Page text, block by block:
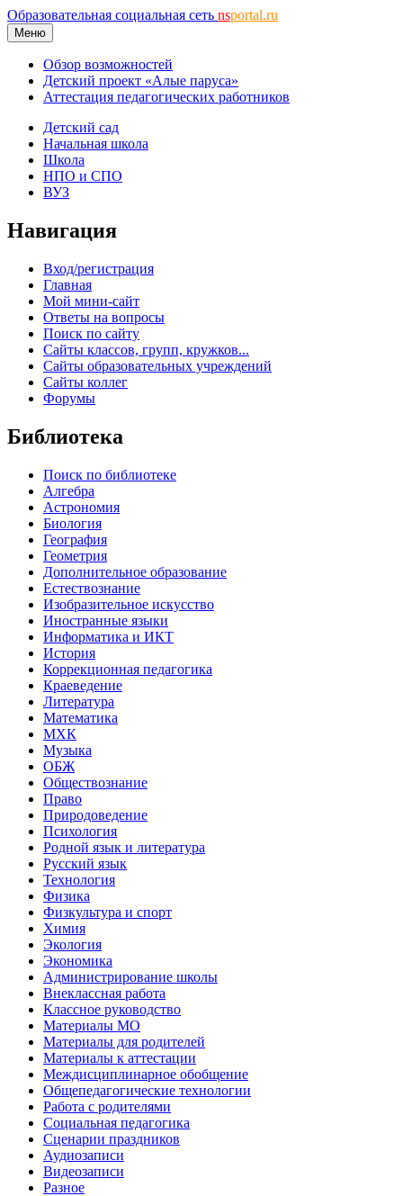
Образовательная социальная сеть nsportal.ru
Меню
Обзор возможностей
Детский проект «Алые паруса»
Аттестация педагогических работников
Детский сад
Начальная школа
Школа
НПО и СПО
ВУЗ
Навигация
Вход/регистрация
Главная
Мой мини-сайт
Ответы на вопросы
Поиск по сайту
Сайты классов, групп, кружков...
Сайты образовательных учреждений
Сайты коллег
Форумы
Библиотека
Поиск по библиотеке
Алгебра
Астрономия
Биология
География
Геометрия
Дополнительное образование
Естествознание
Изобразительное искусство
Иностранные языки
Информатика и ИКТ
История
Коррекционная педагогика
Краеведение
Литература
Математика
МХК
Музыка
ОБЖ
Обществознание
Право
Природоведение
Психология
Родной язык и литература
Русский язык
Технология
Физика
Физкультура и спорт
Химия
Экология
Экономика
Администрирование школы
Внеклассная работа
Классное руководство
Материалы МО
Материалы для родителей
Материалы к аттестации
Междисциплинарное обобщение
Общепедагогические технологии
Работа с родителями
Социальная педагогика
Сценарии праздников
Аудиозаписи
Видеозаписи
Разное